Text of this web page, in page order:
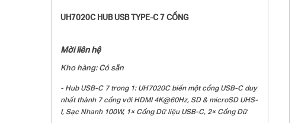
UH7020C HUB USB TYPE-C 7 CỔNG
Mời liên hệ
Kho hàng: Có sẵn
- Hub USB-C 7 trong 1: UH7020C biến một cổng USB-C duy
nhất thành 7 cổng với HDMI 4K@60Hz, SD & microSD UHS-
I, Sạc Nhanh 100W, 1× Cổng Dữ liệu USB-C, 2× Cổng Dữ